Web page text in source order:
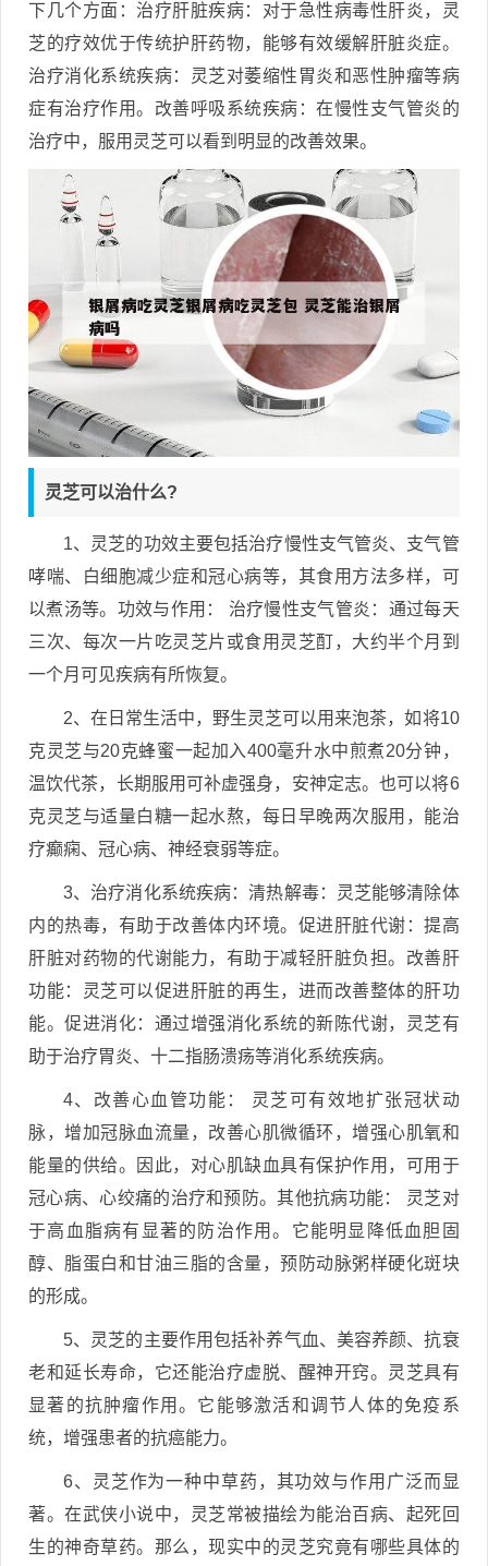
下几个方面：治疗肝脏疾病：对于急性病毒性肝炎，灵
芝的疗效优于传统护肝药物，能够有效缓解肝脏炎症。
治疗消化系统疾病：灵芝对萎缩性胃炎和恶性肿瘤等病
症有治疗作用。改善呼吸系统疾病：在慢性支气管炎的
治疗中，服用灵芝可以看到明显的改善效果。
灵芝可以治什么?
1、灵芝的功效主要包括治疗慢性支气管炎、支气管
哮喘、白细胞减少症和冠心病等，其食用方法多样，可
以煮汤等。功效与作用： 治疗慢性支气管炎：通过每天
三次、每次一片吃灵芝片或食用灵芝酊，大约半个月到
一个月可见疾病有所恢复。
2、在日常生活中，野生灵芝可以用来泡茶，如将10
克灵芝与20克蜂蜜一起加入400毫升水中煎煮20分钟，
温饮代茶，长期服用可补虚强身，安神定志。也可以将6
克灵芝与适量白糖一起水熬，每日早晚两次服用，能治
疗癫痫、冠心病、神经衰弱等症。
3、治疗消化系统疾病：清热解毒：灵芝能够清除体
内的热毒，有助于改善体内环境。促进肝脏代谢：提高
肝脏对药物的代谢能力，有助于减轻肝脏负担。改善肝
功能：灵芝可以促进肝脏的再生，进而改善整体的肝功
能。促进消化：通过增强消化系统的新陈代谢，灵芝有
助于治疗胃炎、十二指肠溃疡等消化系统疾病。
4、改善心血管功能： 灵芝可有效地扩张冠状动
脉，增加冠脉血流量，改善心肌微循环，增强心肌氧和
能量的供给。因此，对心肌缺血具有保护作用，可用于
冠心病、心绞痛的治疗和预防。其他抗病功能： 灵芝对
于高血脂病有显著的防治作用。它能明显降低血胆固
醇、脂蛋白和甘油三脂的含量，预防动脉粥样硬化斑块
的形成。
5、灵芝的主要作用包括补养气血、美容养颜、抗衰
老和延长寿命，它还能治疗虚脱、醒神开窍。灵芝具有
显著的抗肿瘤作用。它能够激活和调节人体的免疫系
统，增强患者的抗癌能力。
6、灵芝作为一种中草药，其功效与作用广泛而显
著。在武侠小说中，灵芝常被描绘为能治百病、起死回
生的神奇草药。那么，现实中的灵芝究竟有哪些具体的